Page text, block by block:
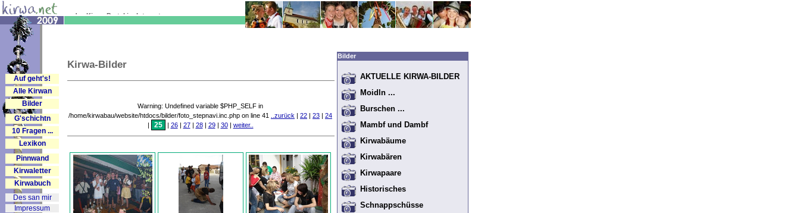
Auf geht's!
Alle Kirwan
Bilder
G'schichtn
10 Fragen ...
Lexikon
Pinnwand
Kirwaletter
Kirwabuch
Des san mir
Impressum
... das Kirwa-Portal im Internet
Kirwa-Bilder
Warning: Undefined variable $PHP_SELF in
/home/kirwabau/website/htdocs/bilder/foto_stepnavi.inc.php on line 41
..zurück | 22 | 23 | 24
|
25 | 26| 27| 28| 29| 30| weiter..
Bilder
AKTUELLE KIRWA-BILDER
Moidln ...
Burschen ...
Mambf und Dambf
Kirwabäume
Kirwabären
Kirwapaare
Historisches
Schnappschüsse